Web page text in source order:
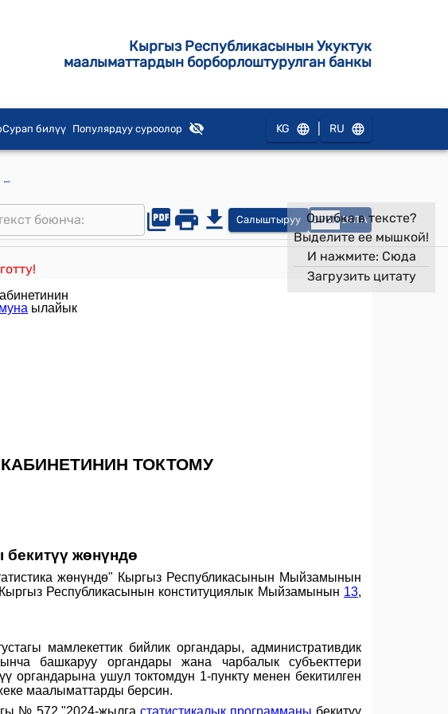
Кыргыз Республикасынын Укуктук
маалыматтардын борборлоштурулган банкы
Сурап билүү Популярдуу суроолор KG RU
Кыргыз Республикасынын Министрлер Кабинетинин 2024-жылдын 16-декабры № 761 "2025-жылга статистикалык программаны бекитүү жөнүндө" токтому
Салыштыруу OPEN DATA
Ошибка в тексте?
Выделите ее мышкой!
И нажмите: Сюда
Загрузить цитату